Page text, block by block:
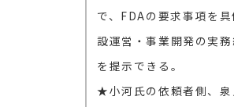
で、FDAの要求事項を
設運営・事業開発の実
を提示できる。
★小河氏の依頼者側、泉